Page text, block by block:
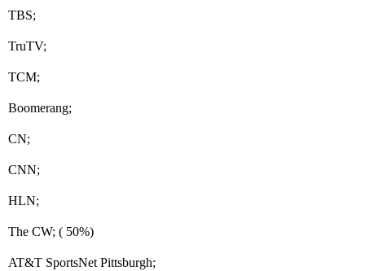
TBS;
TruTV;
TCM;
Boomerang;
CN;
CNN;
HLN;
The CW; ( 50%)
AT&T SportsNet Pittsburgh;